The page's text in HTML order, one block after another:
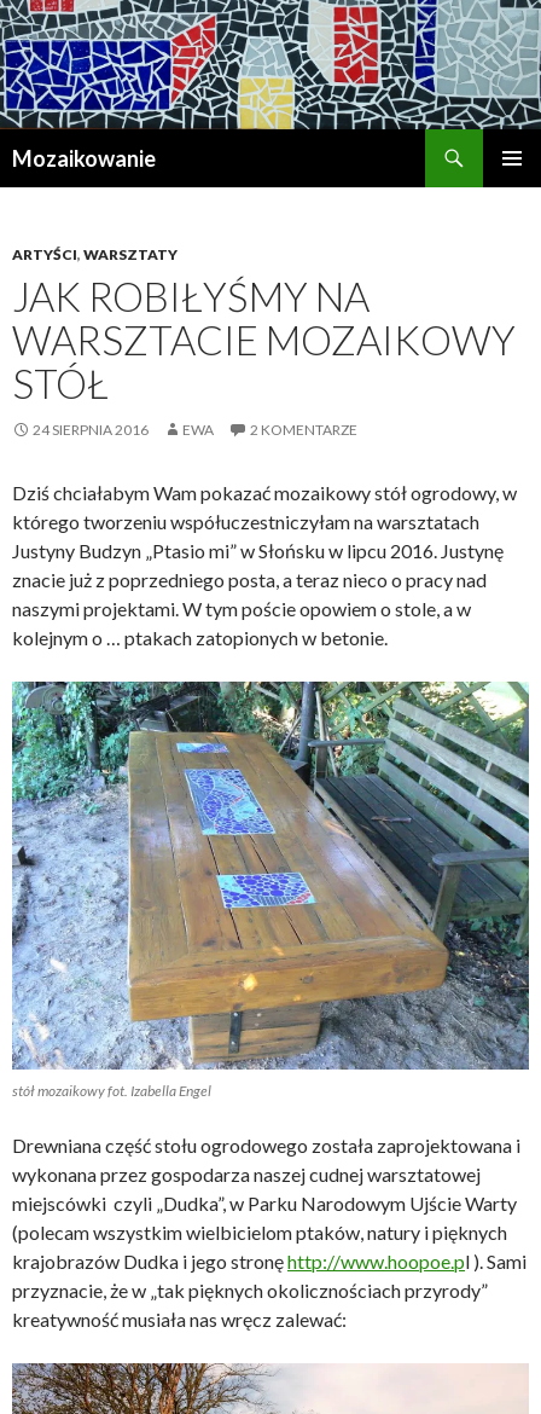
Mozaikowanie
ARTYŚCI, WARSZTATY
JAK ROBIŁYŚMY NA
WARSZTACIE MOZAIKOWY
STÓŁ
24 SIERPNIA 2016 EWA 2 KOMENTARZE
Dziś chciałabym Wam pokazać mozaikowy stół ogrodowy, w
którego tworzeniu współuczestniczyłam na warsztatach
Justyny Budzyn „Ptasio mi” w Słońsku w lipcu 2016. Justynę
znacie już z poprzedniego posta, a teraz nieco o pracy nad
naszymi projektami. W tym poście opowiem o stole, a w
kolejnym o … ptakach zatopionych w betonie.
stół mozaikowy fot. Izabella Engel
Drewniana część stołu ogrodowego została zaprojektowana i
wykonana przez gospodarza naszej cudnej warsztatowej
miejscówki czyli „Dudka”, w Parku Narodowym Ujście Warty
(polecam wszystkim wielbicielom ptaków, natury i pięknych
krajobrazów Dudka i jego stronęhttp://www.hoopoe.pl ). Sami
przyznacie, że w „tak pięknych okolicznościach przyrody”
kreatywność musiała nas wręcz zalewać: